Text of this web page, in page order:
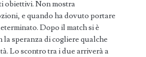
obiettivi. Non mostra
e quando ha dovuto portare
Dopo il match si è
speranza di cogliere qualche
Lo scontro tra i due arriverà a